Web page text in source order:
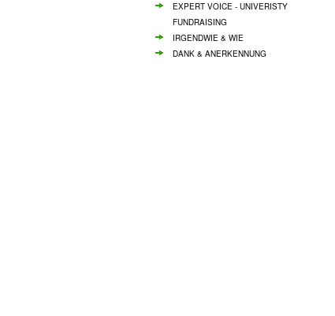
EXPERT VOICE - UNIVERISTY
FUNDRAISING
IRGENDWIE & WIE
DANK & ANERKENNUNG